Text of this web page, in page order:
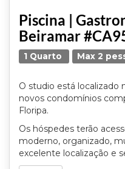
Piscina |
Beiramar
1 Quarto Max 2
O studio está localizado
novos condomínios
Floripa.
Os hóspedes terão
moderno, organizado,
excelente localização e